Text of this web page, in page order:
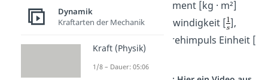
von Trägheitsmoment [kg · m²]
und Winkelgeschwindigkeit [ ],
erhältst du die Drehimpuls Einheit [
Dynamik
Kraftarten der Mechanik
Kraft (Physik)
1/8 – Dauer: 05:06